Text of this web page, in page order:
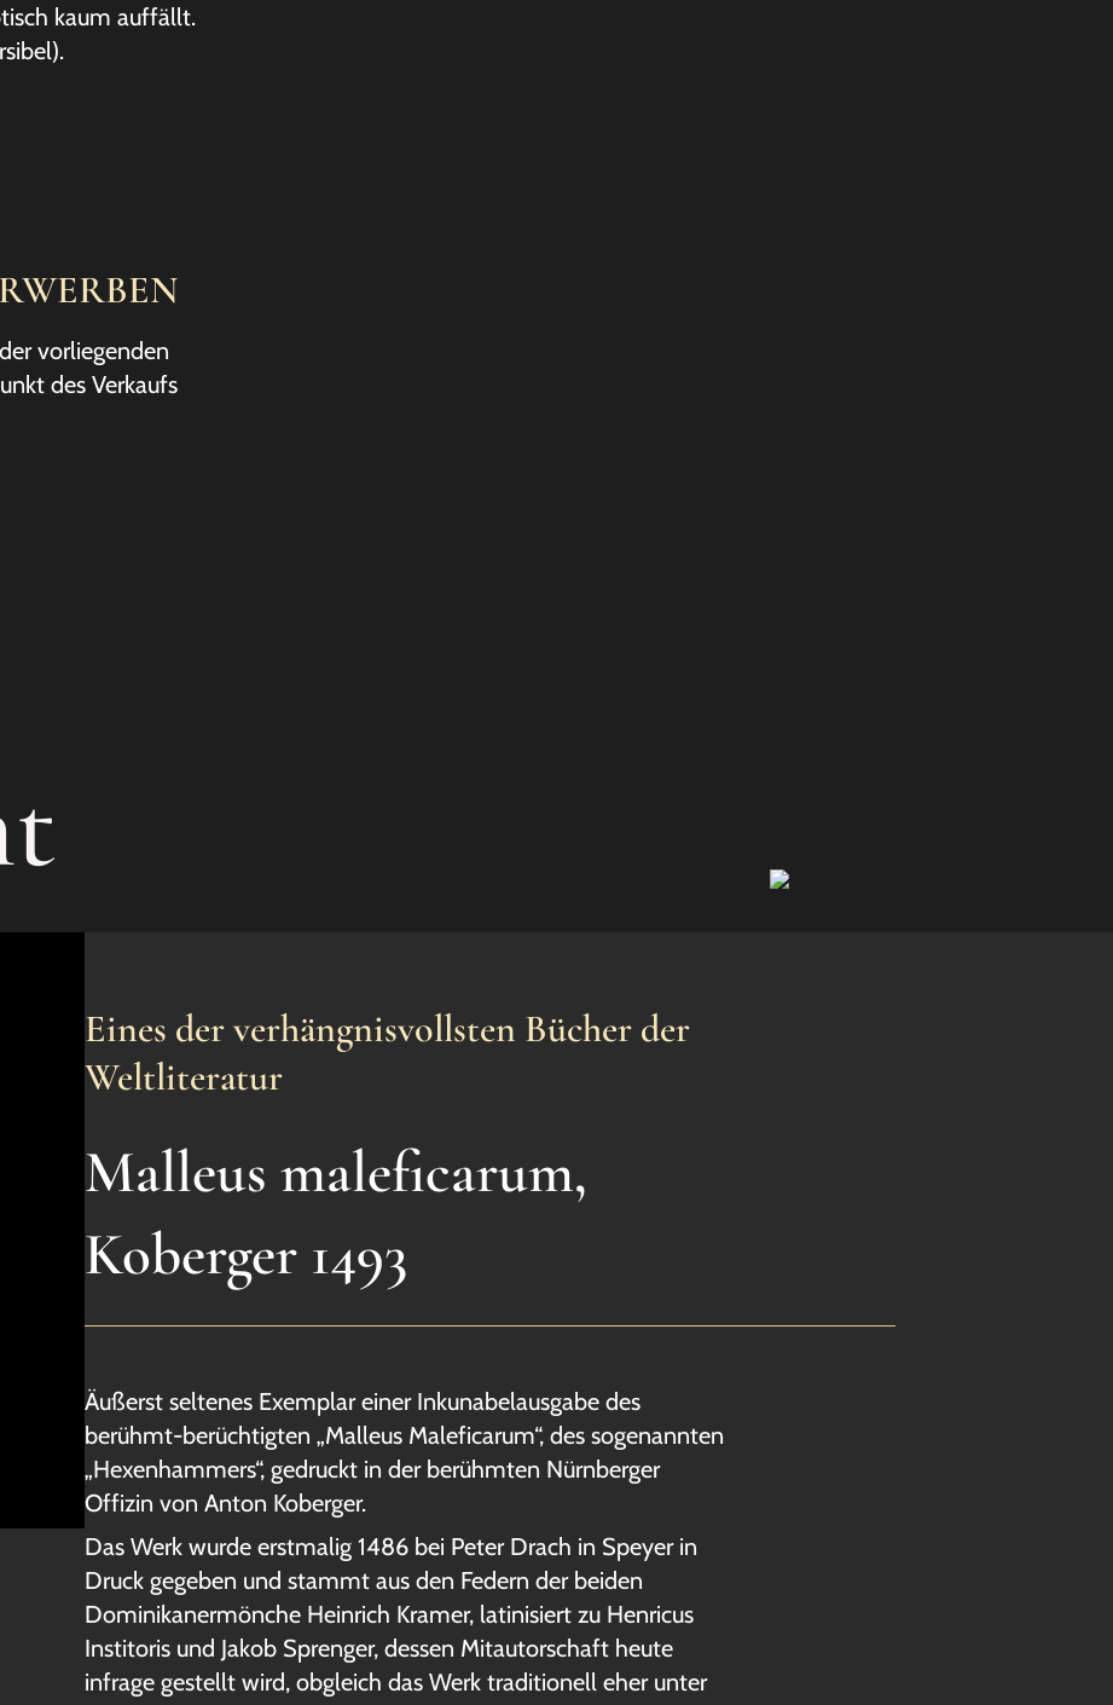
kaum auffällt.
vorliegenden
des Verkaufs
Eines der verhängnisvollsten Bücher der
Weltliteratur
Malleus maleficarum,
Koberger 1493
Äußerst seltenes Exemplar einer Inkunabelausgabe des
berühmt-berüchtigten „Malleus Maleficarum“, des sogenannten
„Hexenhammers“, gedruckt in der berühmten Nürnberger
Offizin von Anton Koberger.
Das Werk wurde erstmalig 1486 bei Peter Drach in Speyer in
Druck gegeben und stammt aus den Federn der beiden
Dominikanermönche Heinrich Kramer, latinisiert zu Henricus
Institoris und Jakob Sprenger, dessen Mitautorschaft heute
infrage gestellt wird, obgleich das Werk traditionell eher unter